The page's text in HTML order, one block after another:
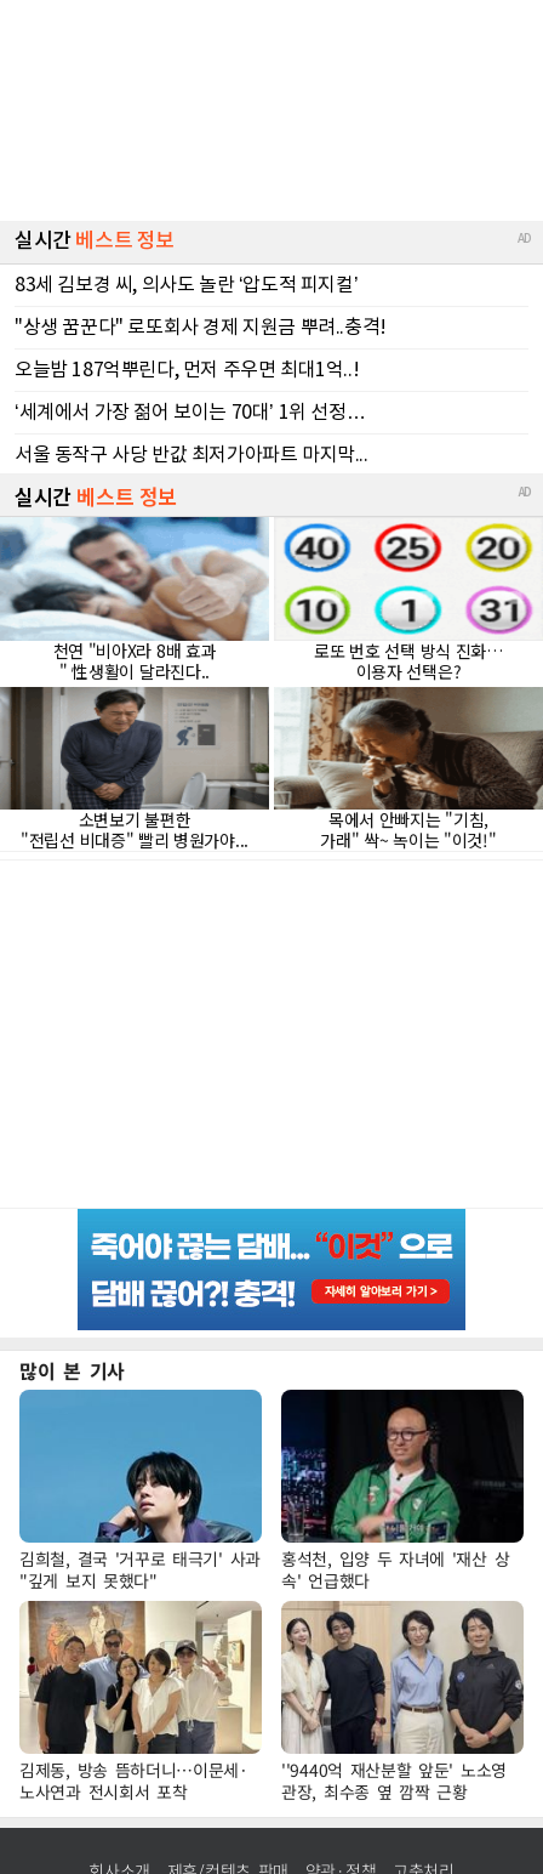
많이 본 기사
김희철, 결국 '거꾸로 태극기' 사과
"깊게 보지 못했다"
홍석천, 입양 두 자녀에 '재산 상
속' 언급했다
김제동, 방송 뜸하더니…이문세·
노사연과 전시회서 포착
''9440억 재산분할 앞둔' 노소영
관장, 최수종 옆 깜짝 근황